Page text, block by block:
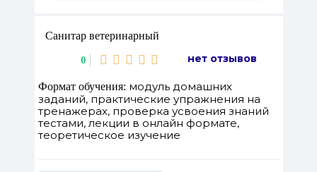
Санитар ветеринарный
0 нет отзывов
Формат обучения: модуль домашних
заданий, практические упражнения на
тренажерах, проверка усвоения знаний
тестами, лекции в онлайн формате,
теоретическое изучение